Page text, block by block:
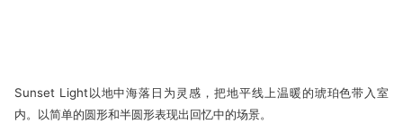
Sunset Light以地中海落日为灵感，把地平线上温暖的琥珀色带入室
内。以简单的圆形和半圆形表现出回忆中的场景。